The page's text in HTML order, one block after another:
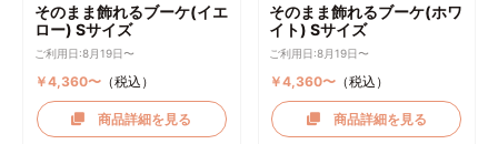
そのまま飾れるブーケ(イエ
ロー) Sサイズ
ご利用日:8月19日〜
￥4,360〜（税込）
商品詳細を見る
そのまま飾れるブーケ(ホワ
イト) Sサイズ
ご利用日:8月19日〜
￥4,360〜 （税込）
商品詳細を見る